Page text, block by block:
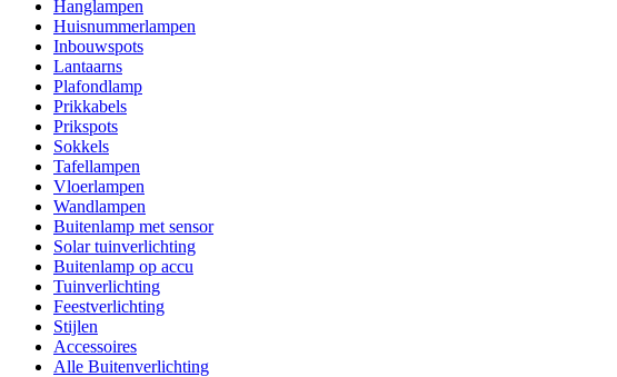
Hanglampen
Huisnummerlampen
Inbouwspots
Lantaarns
Plafondlamp
Prikkabels
Prikspots
Sokkels
Tafellampen
Vloerlampen
Wandlampen
Buitenlamp met sensor
Solar tuinverlichting
Buitenlamp op accu
Tuinverlichting
Feestverlichting
Stijlen
Accessoires
Alle Buitenverlichting